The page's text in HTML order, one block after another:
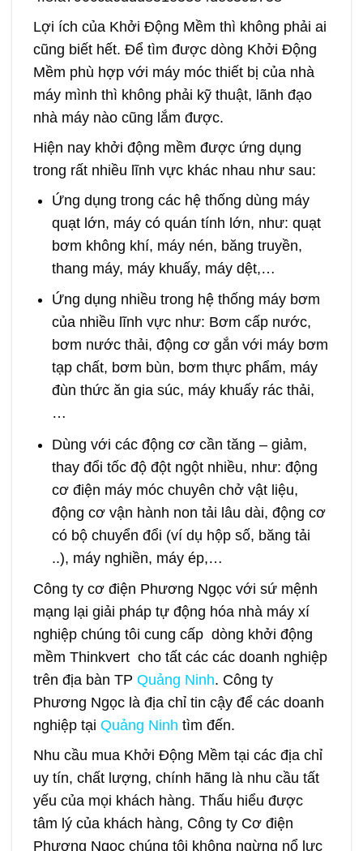
Lợi ích của Khởi Động Mềm thì không phải ai
cũng biết hết. Để tìm được dòng Khởi Động
Mềm phù hợp với máy móc thiết bị của nhà
máy mình thì không phải kỹ thuật, lãnh đạo
nhà máy nào cũng lắm được.
Hiện nay khởi động mềm được ứng dụng
trong rất nhiều lĩnh vực khác nhau như sau:
Ứng dụng trong các hệ thống dùng máy
quạt lớn, máy có quán tính lớn, như: quạt
bơm không khí, máy nén, băng truyền,
thang máy, máy khuấy, máy dệt,…
Ứng dụng nhiều trong hệ thống máy bơm
của nhiều lĩnh vực như: Bơm cấp nước,
bơm nước thải, động cơ gắn với máy bơm
tạp chất, bơm bùn, bơm thực phẩm, máy
đùn thức ăn gia súc, máy khuấy rác thải,
…
Dùng với các động cơ cần tăng – giảm,
thay đổi tốc độ đột ngột nhiều, như: động
cơ điện máy móc chuyên chở vật liệu,
động cơ vận hành non tải lâu dài, động cơ
có bộ chuyển đổi (ví dụ hộp số, băng tải
..), máy nghiền, máy ép,…
Công ty cơ điện Phương Ngọc với sứ mệnh
mạng lại giải pháp tự động hóa nhà máy xí
nghiệp chúng tôi cung cấp dòng khởi động
mềm Thinkvert cho tất các các doanh nghiệp
trên địa bàn TPQuảng Ninh. Công ty
Phương Ngọc là địa chỉ tin cậy để các doanh
nghiệp tạiQuảng Ninh tìm đến.
Nhu cầu mua Khởi Động Mềm tại các địa chỉ
uy tín, chất lượng, chính hãng là nhu cầu tất
yếu của mọi khách hàng. Thấu hiểu được
tâm lý của khách hàng, Công ty Cơ điện
Phương Ngọc chúng tôi không ngừng nổ lực